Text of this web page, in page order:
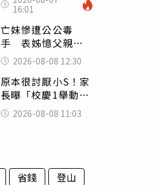
看哭：這就是台灣
16:01
亡妹慘遭公公毒
手 表姊憶父親節
前夕：小舅舅仍到
殯儀館陪她說話
2026-08-08 12:30
原本很討厭小S！家
長曝「校慶1舉動」
讓她徹底改觀 網
友洗版認證
2026-08-08 11:03
省錢
登山